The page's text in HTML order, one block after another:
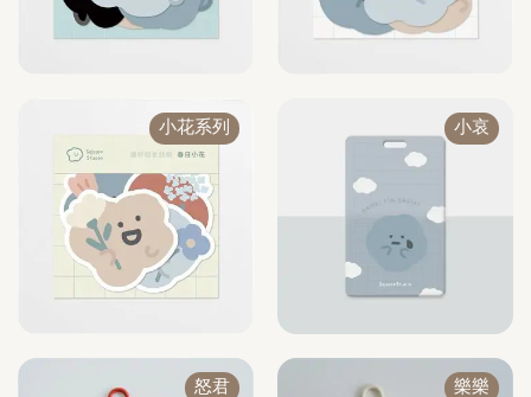
小花系列 小哀
怒君 樂樂